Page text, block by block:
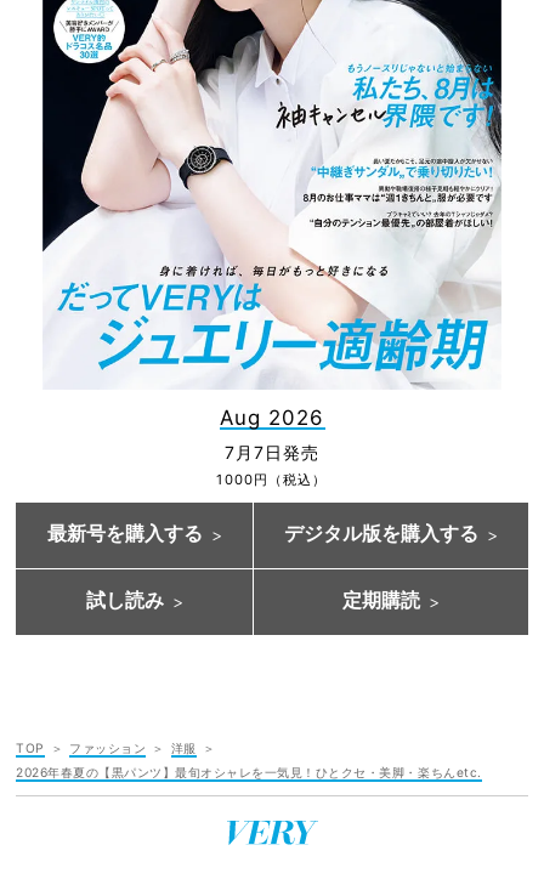
Aug 2026
7月7日発売
1000円（税込）
最新号を購入する デジタル版を購入する
試し読み 定期購読
TOP ファッション
洋服
2026年春夏の【黒パンツ】最旬オシャレを一気見！ひとクセ・美脚・楽ちんetc.